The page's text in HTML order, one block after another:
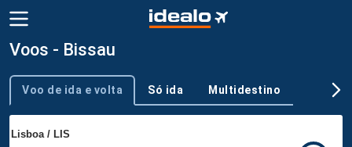
Voos - Bissau
Tipo de viagem
Voo de ida e volta Só ida Multidestino